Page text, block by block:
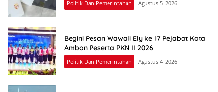
Politik Dan Pemerintahan Agustus 5, 2026
Begini Pesan Wawali Ely ke 17 Pejabat Kota
Ambon Peserta PKN II 2026
Politik Dan Pemerintahan Agustus 4, 2026